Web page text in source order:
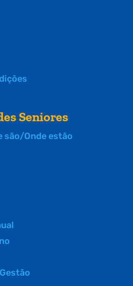
Seniores
são/Onde estão